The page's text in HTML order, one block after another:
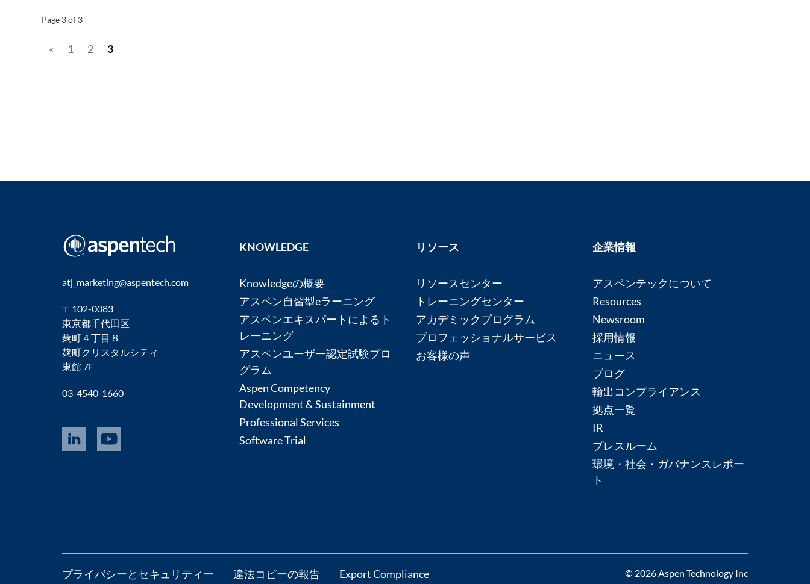
Page 3 of 3
« 1 2 3
atj_marketing@aspentech.com
〒102-0083
東京都千代田区
麹町４丁目８
麹町クリスタルシティ
東館 7F
03-4540-1660
KNOWLEDGE
Knowledgeの概要
アスペン自習型eラーニング
アスペンエキスパートによるト
レーニング
アスペンユーザー認定試験プロ
グラム
Aspen Competency
Development & Sustainment
Professional Services
Software Trial
リソース
リソースセンター
トレーニングセンター
アカデミックプログラム
プロフェッショナルサービス
お客様の声
企業情報
アスペンテックについて
Resources
Newsroom
採用情報
ニュース
ブログ
輸出コンプライアンス
拠点一覧
IR
プレスルーム
環境・社会・ガバナンスレポー
ト
プライバシーとセキュリティー 違法コピーの報告 Export Compliance © 2026 Aspen Technology Inc